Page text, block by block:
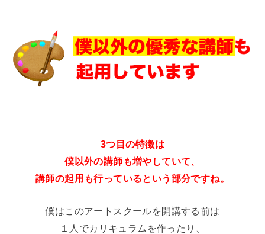
3つ目の特徴は
僕以外の講師も増やしていて、
講師の起用も行っているという部分ですね。
僕はこのアートスクールを開講する前は
１人でカリキュラムを作ったり、